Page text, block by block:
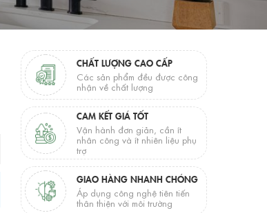
CHẤT LƯỢNG CAO CẤP
Các sản phẩm đều được công
nhận về chất lượng
CAM KẾT GIÁ TỐT
Vận hành đơn giản, cần ít
nhân công và ít nhiên liệu phụ
trợ
GIAO HÀNG NHANH CHÓNG
Áp dụng công nghệ tiên tiến
thân thiện với môi trường